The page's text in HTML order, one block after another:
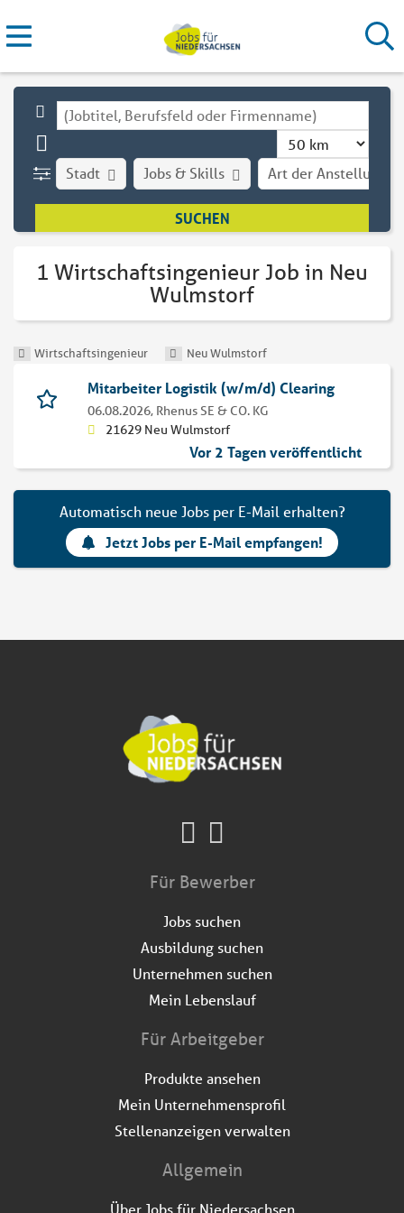
Stadt Art der Anstellung
Jobs & Skills
1 Wirtschaftsingenieur Job in Neu
Wulmstorf
Wirtschaftsingenieur Neu Wulmstorf
Mitarbeiter Logistik (w/m/d) Clearing
06.08.2026, Rhenus SE & CO. KG
21629 Neu Wulmstorf
Vor 2 Tagen veröffentlicht
Automatisch neue Jobs per E-Mail erhalten?
Jetzt Jobs per E-Mail empfangen!
Für Bewerber
Jobs suchen
Ausbildung suchen
Unternehmen suchen
Mein Lebenslauf
Für Arbeitgeber
Produkte ansehen
Mein Unternehmensprofil
Stellenanzeigen verwalten
Allgemein
Über Jobs für Niedersachsen